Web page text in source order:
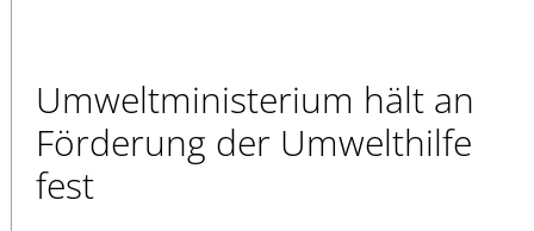
Umweltministerium hält an
Förderung der Umwelthilfe
fest